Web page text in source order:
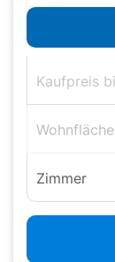
Wohnfläche
Zimmer